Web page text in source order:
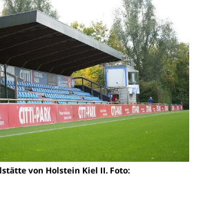
von Holstein Kiel II. Foto: